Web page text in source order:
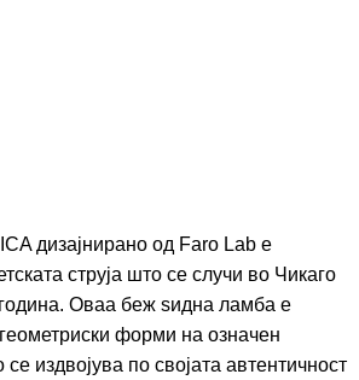
дизајнирано од Faro Lab е
струја што се случи во Чикаго
Оваа беж ѕидна ламба е
форми на означен
се издвојува по својата автентичност